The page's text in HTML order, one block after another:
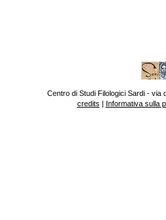
Centro di Studi Filologici Sardi - via
credits | Informativa sulla